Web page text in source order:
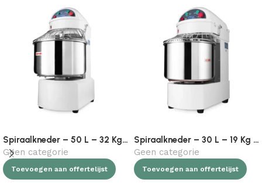
Spiraalkneder – 50 L – 32 Kg Deeg – 2 Snelheden – 400V
Geen categorie
Toevoegen aan offertelijst
Spiraalkneder – 30 L – 19 Kg Deeg – 2 Snelheden – 230V
Geen categorie
Toevoegen aan offertelijst